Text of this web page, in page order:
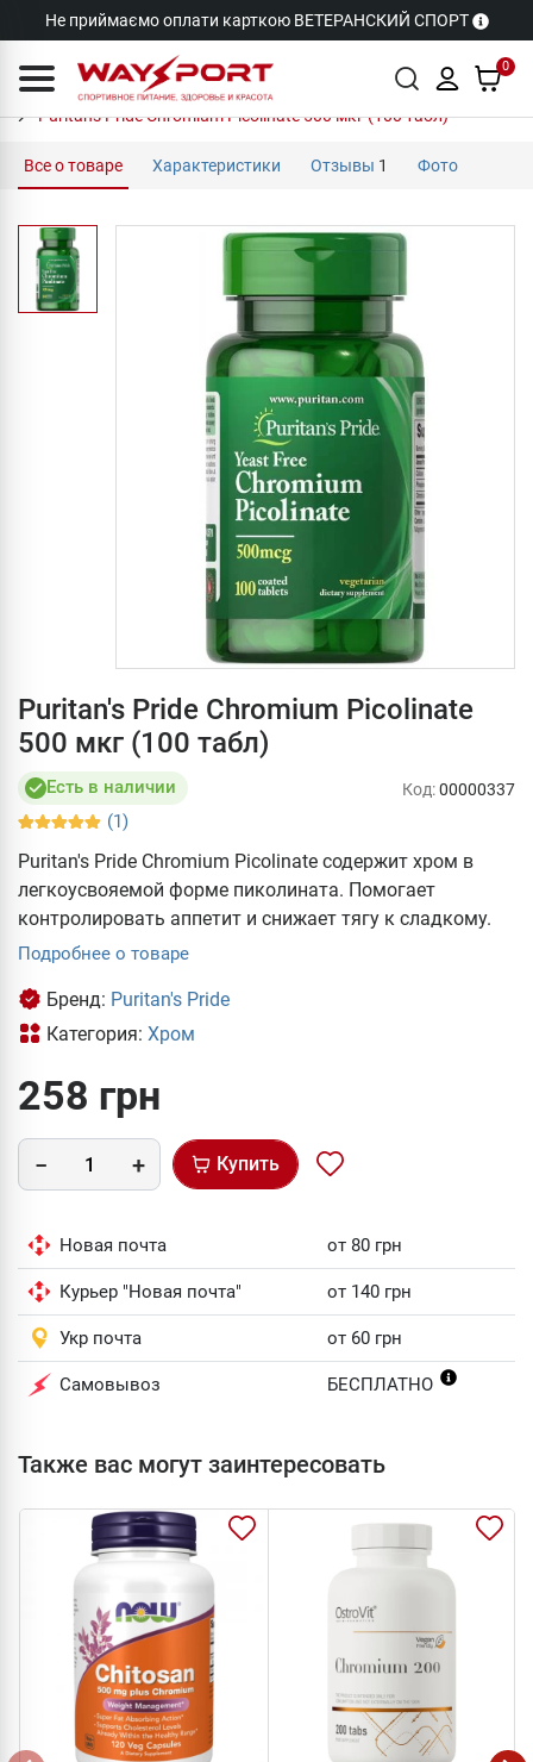
Не приймаємо оплати карткою ВЕТЕРАНСКИЙ СПОРТ
0
Puritan's Pride Chromium Picolinate 500 мкг (100 табл)
Все о товаре Характеристики Отзывы 1 Фото
Puritan's Pride Chromium Picolinate
500 мкг (100 табл)
Есть в наличии
(1)
Код:00000337
Puritan's Pride Chromium Picolinate содержит хром в
легкоусвояемой форме пиколината. Помогает
контролировать аппетит и снижает тягу к сладкому.
Подробнее о товаре
Бренд: Puritan's Pride
Категория: Хром
258 грн
Купить
Новая почта от 80 грн
Курьер "Новая почта" от 140 грн
Укр почта от 60 грн
Самовывоз БЕСПЛАТНО
Также вас могут заинтересовать